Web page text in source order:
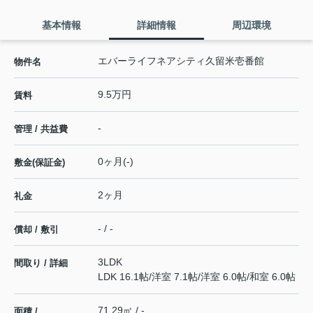
基本情報 詳細情報 周辺環境
物件名 エバーライフネアシティ久留米壱番館
賃料 9.5万円
管理 / 共益費 -
敷金(保証金) 0ヶ月(-)
礼金 2ヶ月
償却 / 敷引 - / -
間取り / 詳細
3LDK
LDK 16.1帖/洋室 7.1帖/洋室 6.0帖/和室 6.0帖
71.29㎡ / -